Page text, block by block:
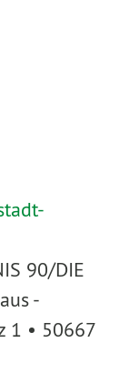
90/DIE
-
1 • 50667